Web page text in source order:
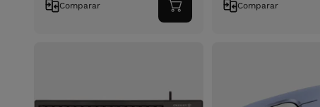
Comparar
Adicionar
ao
Comparar